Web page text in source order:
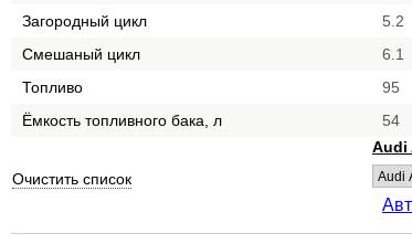
Загородный цикл
5.2
Смешаный цикл
6.1
Топливо
95
Ёмкость топливного бака, л
54
Очистить список
Audi